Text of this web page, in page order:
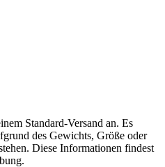
Standard-Versand an. Es
des Gewichts, Größe oder
Diese Informationen findest